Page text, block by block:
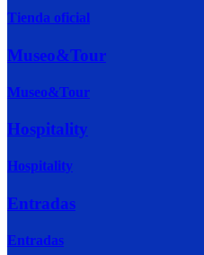
Tienda oficial
Museo&Tour
Museo&Tour
Hospitality
Hospitality
Entradas
Entradas